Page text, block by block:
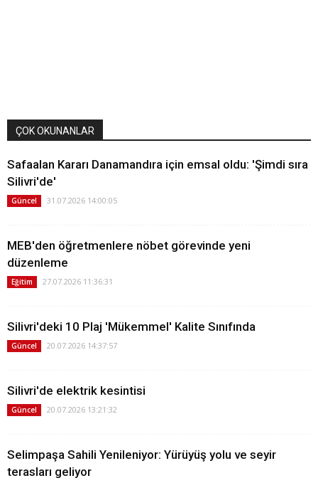
ÇOK OKUNANLAR
Safaalan Kararı Danamandıra için emsal oldu: 'Şimdi sıra
Silivri'de'
Güncel 31.07.2026 14:00:05
MEB'den öğretmenlere nöbet görevinde yeni
düzenleme
Eğitim 27.07.2026 11:36:31
Silivri'deki 10 Plaj 'Mükemmel' Kalite Sınıfında
Güncel 20.07.2026 14:37:57
Silivri'de elektrik kesintisi
Güncel 20.07.2026 13:21:32
Selimpaşa Sahili Yenileniyor: Yürüyüş yolu ve seyir
terasları geliyor